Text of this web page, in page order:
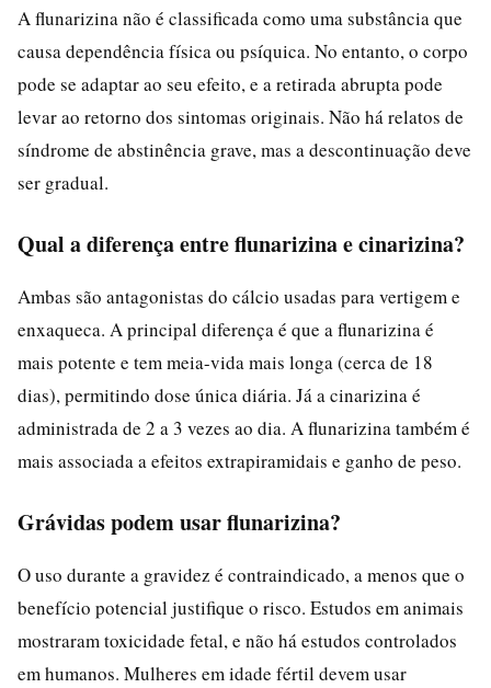
A flunarizina não é classificada como uma substância que
causa dependência física ou psíquica. No entanto, o corpo
pode se adaptar ao seu efeito, e a retirada abrupta pode
levar ao retorno dos sintomas originais. Não há relatos de
síndrome de abstinência grave, mas a descontinuação deve
ser gradual.
Qual a diferença entre flunarizina e cinarizina?
Ambas são antagonistas do cálcio usadas para vertigem e
enxaqueca. A principal diferença é que a flunarizina é
mais potente e tem meia-vida mais longa (cerca de 18
dias), permitindo dose única diária. Já a cinarizina é
administrada de 2 a 3 vezes ao dia. A flunarizina também é
mais associada a efeitos extrapiramidais e ganho de peso.
Grávidas podem usar flunarizina?
O uso durante a gravidez é contraindicado, a menos que o
benefício potencial justifique o risco. Estudos em animais
mostraram toxicidade fetal, e não há estudos controlados
em humanos. Mulheres em idade fértil devem usar